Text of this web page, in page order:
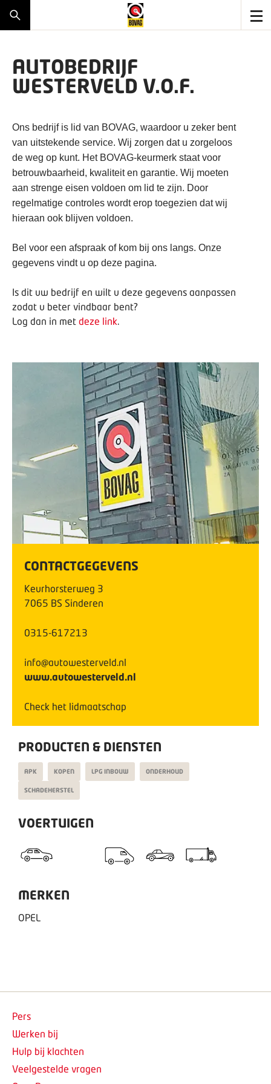
AUTOBEDRIJF
WESTERVELD V.O.F.
Ons bedrijf is lid van BOVAG, waardoor u zeker bent
van uitstekende service. Wij zorgen dat u zorgeloos
de weg op kunt. Het BOVAG-keurmerk staat voor
betrouwbaarheid, kwaliteit en garantie. Wij moeten
aan strenge eisen voldoen om lid te zijn. Door
regelmatige controles wordt erop toegezien dat wij
hieraan ook blijven voldoen.
Bel voor een afspraak of kom bij ons langs. Onze
gegevens vindt u op deze pagina.
Is dit uw bedrijf en wilt u deze gegevens aanpassen
zodat u beter vindbaar bent?
Log dan in met deze link.
CONTACTGEGEVENS
Keurhorsterweg 3
7065 BS Sinderen
0315-617213
info@autowesterveld.nl
www.autowesterveld.nl
Check het lidmaatschap
PRODUCTEN & DIENSTEN
APK KOPEN LPG INBOUW ONDERHOUD
SCHADEHERSTEL
VOERTUIGEN
MERKEN
OPEL
Pers
Werken bij
Hulp bij klachten
Veelgestelde vragen